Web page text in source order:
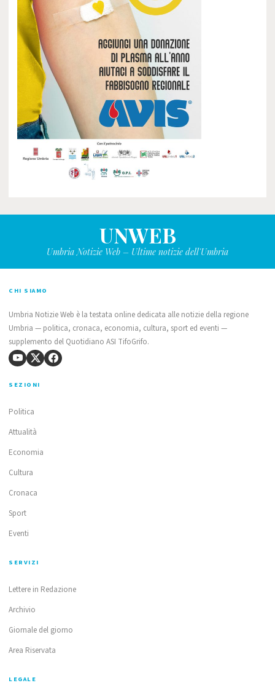
UNWEB
Umbria Notizie Web – Ultime notizie dell'Umbria
CHI SIAMO
Umbria Notizie Web è la testata online dedicata alle notizie della regione
Umbria — politica, cronaca, economia, cultura, sport ed eventi —
supplemento del Quotidiano ASI TifoGrifo.
SEZIONI
Politica
Attualità
Economia
Cultura
Cronaca
Sport
Eventi
SERVIZI
Lettere in Redazione
Archivio
Giornale del giorno
Area Riservata
LEGALE